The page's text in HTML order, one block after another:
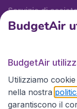
Servizio di
Siti internazionali
BudgetAir
BudgetAir
Utilizziamo
nella nostra
garantiscono il